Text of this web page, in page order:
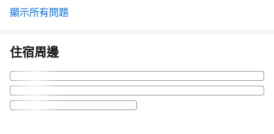
顯示所有問題
住宿周邊